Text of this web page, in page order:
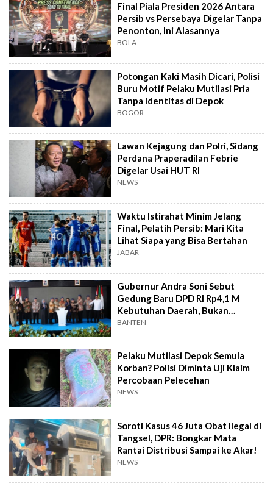
Final Piala Presiden 2026 Antara
Persib vs Persebaya Digelar Tanpa
Penonton, Ini Alasannya
BOLA
Potongan Kaki Masih Dicari, Polisi
Buru Motif Pelaku Mutilasi Pria
Tanpa Identitas di Depok
BOGOR
Lawan Kejagung dan Polri, Sidang
Perdana Praperadilan Febrie
Digelar Usai HUT RI
NEWS
Waktu Istirahat Minim Jelang
Final, Pelatih Persib: Mari Kita
Lihat Siapa yang Bisa Bertahan
JABAR
Gubernur Andra Soni Sebut
Gedung Baru DPD RI Rp4,1 M
Kebutuhan Daerah, Bukan
Senator
BANTEN
Pelaku Mutilasi Depok Semula
Korban? Polisi Diminta Uji Klaim
Percobaan Pelecehan
NEWS
Soroti Kasus 46 Juta Obat Ilegal di
Tangsel, DPR: Bongkar Mata
Rantai Distribusi Sampai ke Akar!
NEWS